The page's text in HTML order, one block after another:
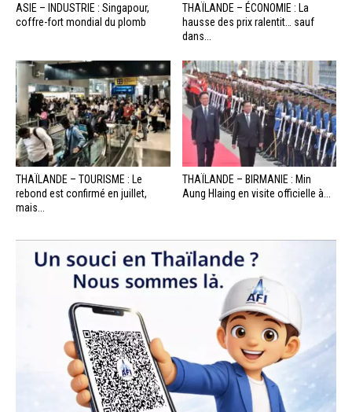
ASIE – INDUSTRIE : Singapour,
coffre-fort mondial du plomb
THAÏLANDE – ÉCONOMIE : La
hausse des prix ralentit… sauf
dans...
THAÏLANDE – TOURISME : Le
rebond est confirmé en juillet,
mais...
THAÏLANDE – BIRMANIE : Min
Aung Hlaing en visite officielle à...